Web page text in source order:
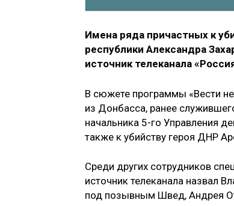
Имена ряда причастных к
республики Александра
источник телеканала
В сюжете программы «Вести
из Донбасса, ранее
начальника 5-го Управления
также к убийству героя ДНР
Среди других сотрудников
источник телеканала назвал
под позывным Швед, Андрея